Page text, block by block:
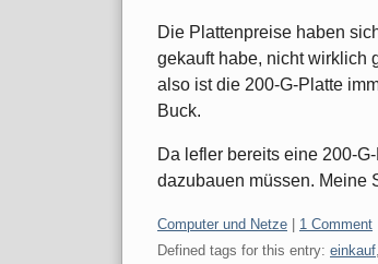
Die Plattenpreise haben
gekauft habe, nicht wirklich
also ist die 200-G-Platte
Buck.
Da lefler bereits eine 200-
dazubauen müssen. Meine
Categories:
Computer und Netze
1 Comment
Defined tags for this entry: einkauf,